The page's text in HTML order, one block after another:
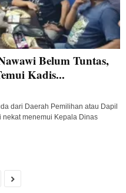
Belum Tuntas,
Kadis...
dari Daerah Pemilihan atau Dapil
menemui Kepala Dinas